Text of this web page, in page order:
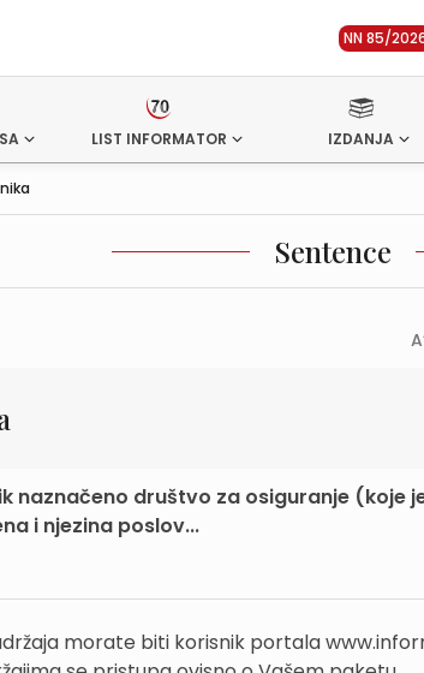
NN 85/
LIST INFORMATOR IZDANJA
Sentence
A
naznačeno društvo za osiguranje (koje
i njezina poslov...
morate biti korisnik portala